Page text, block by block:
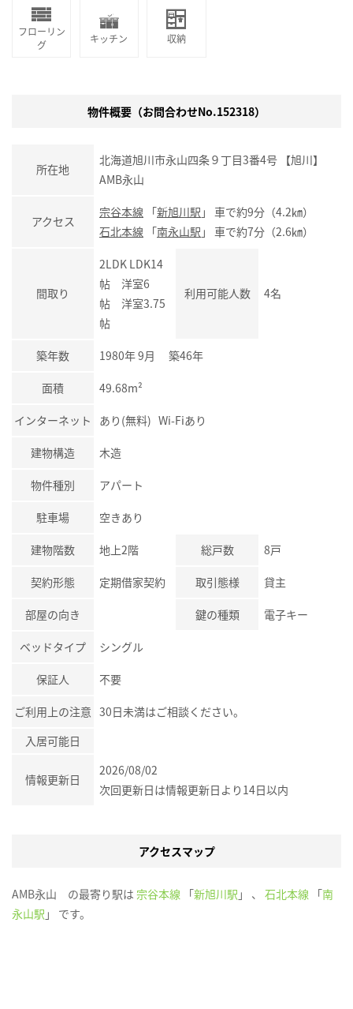
フローリン
グ
キッチン 収納
物件概要（お問合わせNo.152318）
所在地
北海道旭川市永山四条９丁目3番4号 【旭川】
AMB永山
アクセス
宗谷本線 「新旭川駅 」 車で約9分（4.2㎞）
石北本線 「南永山駅 」 車で約7分（2.6㎞）
間取り
2LDK LDK14
帖 洋室6
帖 洋室3.75
帖
利用可能人数 4名
築年数 1980年 9月 築46年
面積 49.68m²
インターネット あり(無料) Wi-Fiあり
建物構造 木造
物件種別 アパート
駐車場 空きあり
建物階数 地上2階 総戸数 8戸
契約形態 定期借家契約 取引態様 貸主
部屋の向き 鍵の種類 電子キー
ベッドタイプ シングル
保証人 不要
ご利用上の注意 30日未満はご相談ください。
入居可能日
情報更新日
2026/08/02
次回更新日は情報更新日より14日以内
アクセスマップ
AMB永山 の最寄り駅は 宗谷本線 「新旭川駅 」 、 石北本線 「南
永山駅 」 です。